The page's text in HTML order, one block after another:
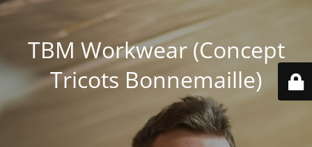
TBM Workwear (Concept
Tricots Bonnemaille)